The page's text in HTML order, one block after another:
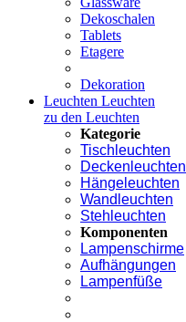
Dekoschalen
Tablets
Etagere
Dekoration
Leuchten Leuchten
zu den Leuchten
Kategorie
Tischleuchten
Deckenleuchten
Hängeleuchten
Wandleuchten
Stehleuchten
Komponenten
Lampenschirme
Aufhängungen
Lampenfüße